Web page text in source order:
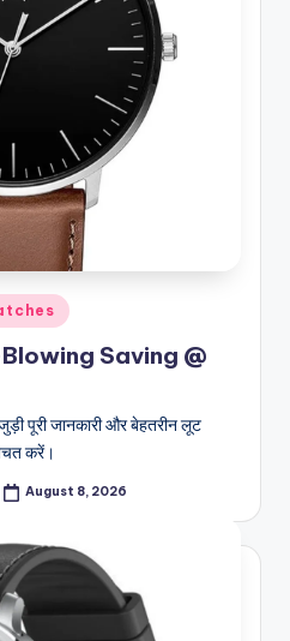
Saving @
पूरी जानकारी और बेहतरीन लूट
करें।
August 8, 2026